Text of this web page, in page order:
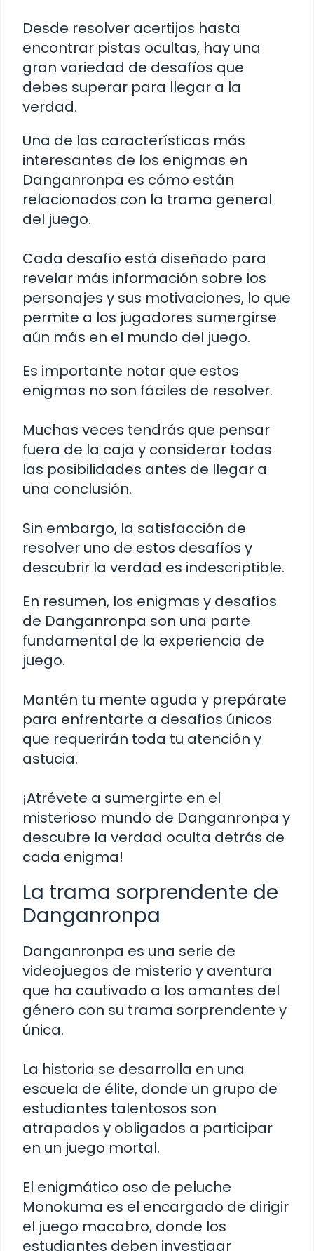
Desde resolver acertijos hasta
encontrar pistas ocultas, hay una
gran variedad de desafíos que
debes superar para llegar a la
verdad.
Una de las características más
interesantes de los enigmas en
Danganronpa es cómo están
relacionados con la trama general
del juego.
Cada desafío está diseñado para
revelar más información sobre los
personajes y sus motivaciones, lo que
permite a los jugadores sumergirse
aún más en el mundo del juego.
Es importante notar que estos
enigmas no son fáciles de resolver.
Muchas veces tendrás que pensar
fuera de la caja y considerar todas
las posibilidades antes de llegar a
una conclusión.
Sin embargo, la satisfacción de
resolver uno de estos desafíos y
descubrir la verdad es indescriptible.
En resumen, los enigmas y desafíos
de Danganronpa son una parte
fundamental de la experiencia de
juego.
Mantén tu mente aguda y prepárate
para enfrentarte a desafíos únicos
que requerirán toda tu atención y
astucia.
¡Atrévete a sumergirte en el
misterioso mundo de Danganronpa y
descubre la verdad oculta detrás de
cada enigma!
La trama sorprendente de
Danganronpa
Danganronpa es una serie de
videojuegos de misterio y aventura
que ha cautivado a los amantes del
género con su trama sorprendente y
única.
La historia se desarrolla en una
escuela de élite, donde un grupo de
estudiantes talentosos son
atrapados y obligados a participar
en un juego mortal.
El enigmático oso de peluche
Monokuma es el encargado de dirigir
el juego macabro, donde los
estudiantes deben investigar